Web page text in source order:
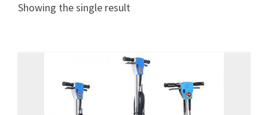
Showing the single result